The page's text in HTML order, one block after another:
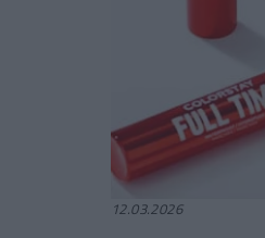
12.03.2026